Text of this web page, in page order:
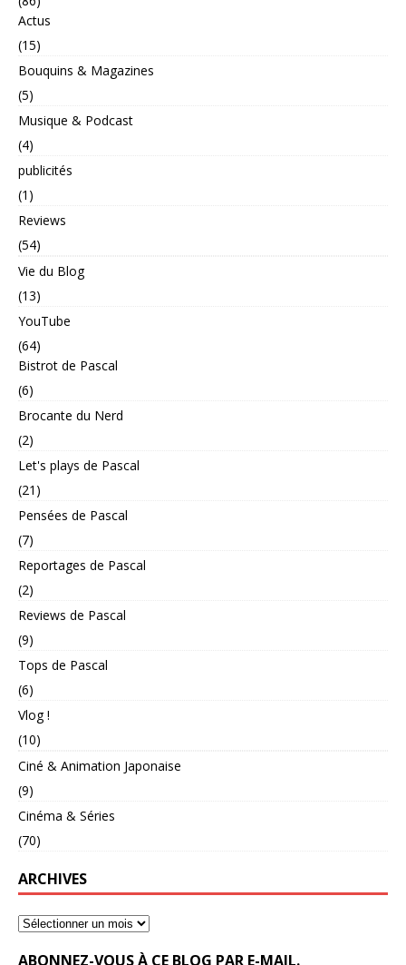
Actus
(15)
Bouquins & Magazines
(5)
Musique & Podcast
(4)
publicités
(1)
Reviews
(54)
Vie du Blog
(13)
YouTube
(64)
Bistrot de Pascal
(6)
Brocante du Nerd
(2)
Let's plays de Pascal
(21)
Pensées de Pascal
(7)
Reportages de Pascal
(2)
Reviews de Pascal
(9)
Tops de Pascal
(6)
Vlog !
(10)
Ciné & Animation Japonaise
(9)
Cinéma & Séries
(70)
ARCHIVES
ABONNEZ-VOUS À CE BLOG PAR E-MAIL.